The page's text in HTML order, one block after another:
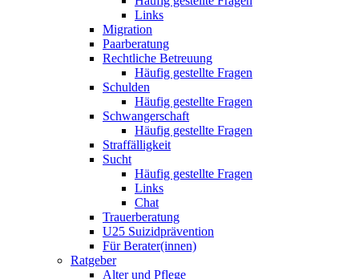
Links
Migration
Paarberatung
Rechtliche Betreuung
Häufig gestellte Fragen
Schulden
Häufig gestellte Fragen
Schwangerschaft
Häufig gestellte Fragen
Straffälligkeit
Sucht
Häufig gestellte Fragen
Links
Chat
Trauerberatung
U25 Suizidprävention
Für Berater(innen)
Ratgeber
Alter und Pflege